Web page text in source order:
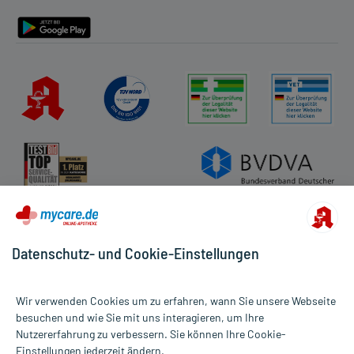
Alle Preise gelten inkl. MwSt., ggf. zzgl. Versandkosten
Datenschutz- und Cookie-Einstellungen
Wir verwenden Cookies um zu erfahren, wann Sie unsere Webseite
besuchen und wie Sie mit uns interagieren, um Ihre
Nutzererfahrung zu verbessern. Sie können Ihre Cookie-
Einstellungen jederzeit ändern.